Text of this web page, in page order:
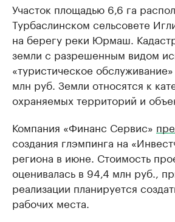
Участок площадью 6,6 га
Турбаслинском сельсовете
на берегу реки Юрмаш.
земли с разрешенным видом
«туристическое обслуживание»
млн руб. Земли относятся к
охраняемых территорий и
Компания «Финанс Сервис»
создания глэмпинга на
региона в июне. Стоимость
оценивалась в 94,4 млн руб.,
реализации планируется
рабочих места.